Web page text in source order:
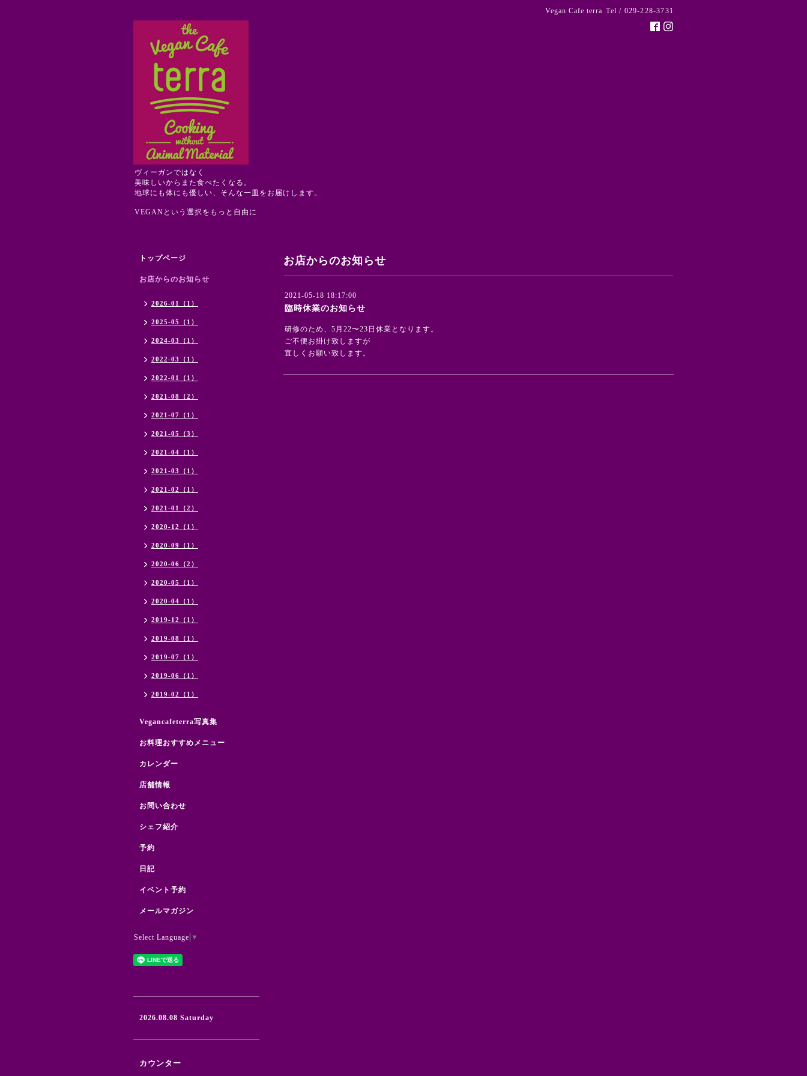
Vegan Cafe terra Tel / 029-228-3731
ヴィーガンではなく
美味しいからまた食べたくなる。
地球にも体にも優しい、そんな一皿をお届けします。
VEGANという選択をもっと自由に
お店からのお知らせ
2021-05-18 18:17:00
臨時休業のお知らせ
研修のため、5月22〜23日休業となります。
ご不便お掛け致しますが
宜しくお願い致します。
トップページ
お店からのお知らせ
2026-01（1）
2025-05（1）
2024-03（1）
2022-03（1）
2022-01（1）
2021-08（2）
2021-07（1）
2021-05（3）
2021-04（1）
2021-03（1）
2021-02（1）
2021-01（2）
2020-12（1）
2020-09（1）
2020-06（2）
2020-05（1）
2020-04（1）
2019-12（1）
2019-08（1）
2019-07（1）
2019-06（1）
2019-02（1）
Vegancafeterra写真集
お料理おすすめメニュー
カレンダー
店舗情報
お問い合わせ
シェフ紹介
予約
日記
イベント予約
メールマガジン
Select Language ▼
2026.08.08 Saturday
カウンター